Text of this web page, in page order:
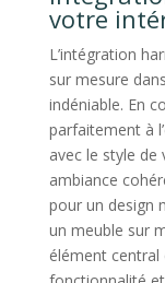
votre
L’intégration
sur mesure
indéniable. En
parfaitement à
avec le style
ambiance
pour un design
un meuble sur
élément